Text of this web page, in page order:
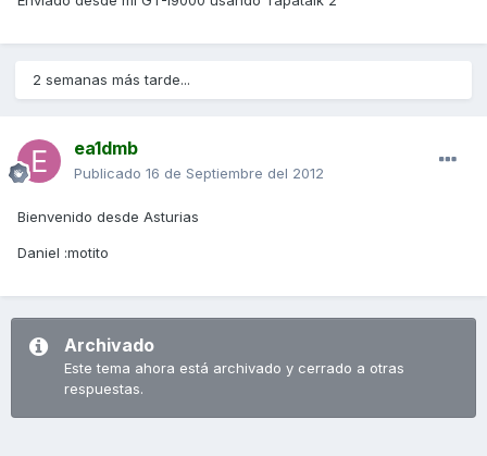
2 semanas más tarde...
ea1dmb
Publicado 16 de Septiembre del 2012
Bienvenido desde Asturias
Daniel :motito
Archivado
Este tema ahora está archivado y cerrado a otras
respuestas.